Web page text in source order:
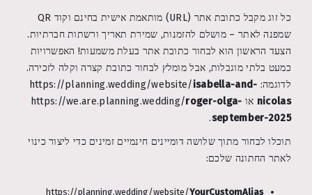
כל זוג מקבל כתובת אתר (URL) מותאמת אישית בחינם וקוד QR
שמפנה לאתר – מושלם להזמנות, שמירת תאריך ורשתות חברתיות.
הצעד הראשון הוא לבחור כתובת אתר בעלת משמעות! האפשרויות
כמעט בלתי מוגבלות, אבל מומלץ לבחור כתובת קצרה וקלה לזכירה.
לדוגמה: https://planning.wedding/website/ isabella-and-
nicolas או https://we.are.planning.wedding/ roger-olga-
september-2025
.
תוכלו לבחור מתוך שלושה דומיינים חינמיים זמינים כדי ליצור כינוי
לאתר החתונה שלכם:
https://planning.wedding/website/YourCustomAlias